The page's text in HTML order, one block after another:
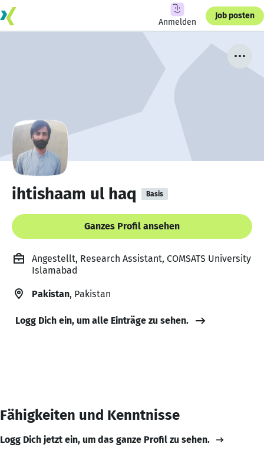
Anmelden
Job posten
ihtishaam ul haq Basis
Ganzes Profil ansehen
Angestellt, Research Assistant, COMSATS University
Islamabad
Pakistan, Pakistan
Logg Dich ein, um alle Einträge zu sehen.
Fähigkeiten und Kenntnisse
Logg Dich jetzt ein, um das ganze Profil zu sehen.